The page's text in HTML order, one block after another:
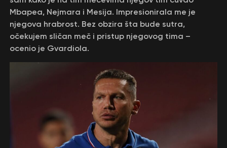
Mbapea, Nejmara i Mesija. Impresionirala me je
njegova hrabrost. Bez obzira šta bude sutra,
očekujem sličan meč i pristup njegovog tima –
ocenio je Gvardiola.